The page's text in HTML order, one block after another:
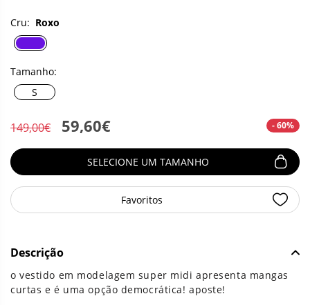
Cru: Roxo
Tamanho:
S
149,00€ 59,60€ - 60%
SELECIONE UM TAMANHO
Favoritos
Descrição
o vestido em modelagem super midi apresenta mangas
curtas e é uma opção democrática! aposte!